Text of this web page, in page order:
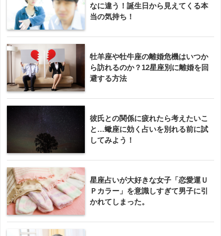
なに違う！誕生日から見えてくる本
当の気持ち！
牡羊座や牡牛座の離婚危機はいつか
ら訪れるのか？12星座別に離婚を回
避する方法
彼氏との関係に疲れたら考えたいこ
と…蠍座に効く占いを別れる前に試
してみよう！
星座占いが大好きな女子「恋愛運Ｕ
Ｐカラー」を意識しすぎて男子に引
かれてしまった。